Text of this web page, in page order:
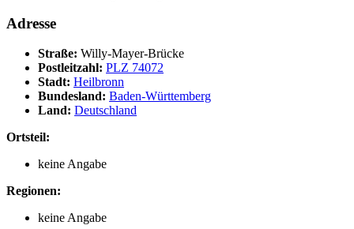
Adresse
Straße: Willy-Mayer-Brücke
Postleitzahl: PLZ 74072
Stadt: Heilbronn
Bundesland: Baden-Württemberg
Land: Deutschland
Ortsteil:
keine Angabe
Regionen:
keine Angabe